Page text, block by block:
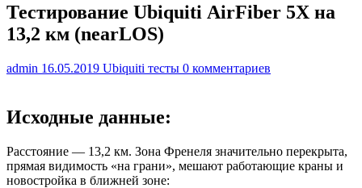
Тестирование Ubiquiti AirFiber 5X на
13,2 км (nearLOS)
admin 16.05.2019 Ubiquiti тесты 0 комментариев
Исходные данные:
Расстояние — 13,2 км. Зона Френеля значительно перекрыта,
прямая видимость «на грани», мешают работающие краны и
новостройка в ближней зоне: